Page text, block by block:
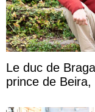
Le duc de
prince de